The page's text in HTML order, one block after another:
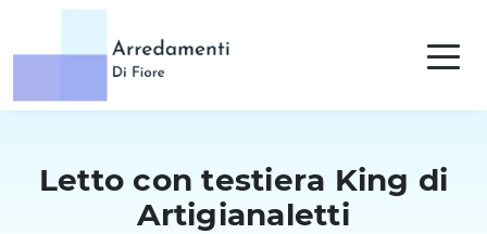
Letto con testiera King di
Artigianaletti